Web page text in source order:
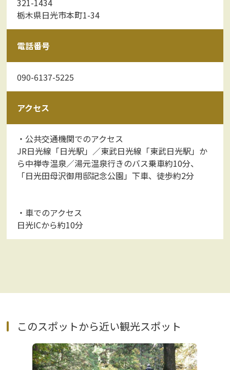
栃木県日光市本町1-34
電話番号
090-6137-5225
アクセス
・公共交通機関でのアクセス
JR日光線「日光駅」／東武日光線「東武日光駅」か
ら中禅寺温泉／湯元温泉行きのバス乗車約10分、
「日光田母沢御用邸記念公園」下車、徒歩約2分
・車でのアクセス
日光ICから約10分
このスポットから近い観光スポット